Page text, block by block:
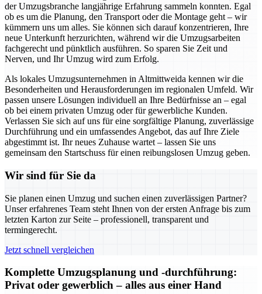
der Umzugsbranche langjährige Erfahrung sammeln konnten. Egal
ob es um die Planung, den Transport oder die Montage geht – wir
kümmern uns um alles. Sie können sich darauf konzentrieren, Ihre
neue Unterkunft herzurichten, während wir die Umzugsarbeiten
fachgerecht und pünktlich ausführen. So sparen Sie Zeit und
Nerven, und Ihr Umzug wird zum Erfolg.
Als lokales Umzugsunternehmen in Altmittweida kennen wir die
Besonderheiten und Herausforderungen im regionalen Umfeld. Wir
passen unsere Lösungen individuell an Ihre Bedürfnisse an – egal
ob bei einem privaten Umzug oder für gewerbliche Kunden.
Verlassen Sie sich auf uns für eine sorgfältige Planung, zuverlässige
Durchführung und ein umfassendes Angebot, das auf Ihre Ziele
abgestimmt ist. Ihr neues Zuhause wartet – lassen Sie uns
gemeinsam den Startschuss für einen reibungslosen Umzug geben.
Wir sind für Sie da
Sie planen einen Umzug und suchen einen zuverlässigen Partner?
Unser erfahrenes Team steht Ihnen von der ersten Anfrage bis zum
letzten Karton zur Seite – professionell, transparent und
termingerecht.
Jetzt schnell vergleichen
Komplette Umzugsplanung und -durchführung:
Privat oder gewerblich – alles aus einer Hand